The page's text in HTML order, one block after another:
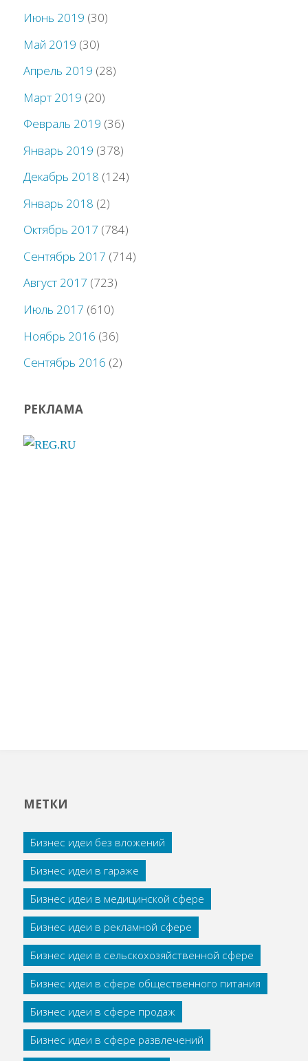
Июнь 2019 (30)
Май 2019 (30)
Апрель 2019 (28)
Март 2019 (20)
Февраль 2019 (36)
Январь 2019 (378)
Декабрь 2018 (124)
Январь 2018 (2)
Октябрь 2017 (784)
Сентябрь 2017 (714)
Август 2017 (723)
Июль 2017 (610)
Ноябрь 2016 (36)
Сентябрь 2016 (2)
РЕКЛАМА
МЕТКИ
Бизнес идеи без вложений
Бизнес идеи в гараже
Бизнес идеи в медицинской сфере
Бизнес идеи в рекламной сфере
Бизнес идеи в сельскохозяйственной сфере
Бизнес идеи в сфере общественного питания
Бизнес идеи в сфере продаж
Бизнес идеи в сфере развлечений